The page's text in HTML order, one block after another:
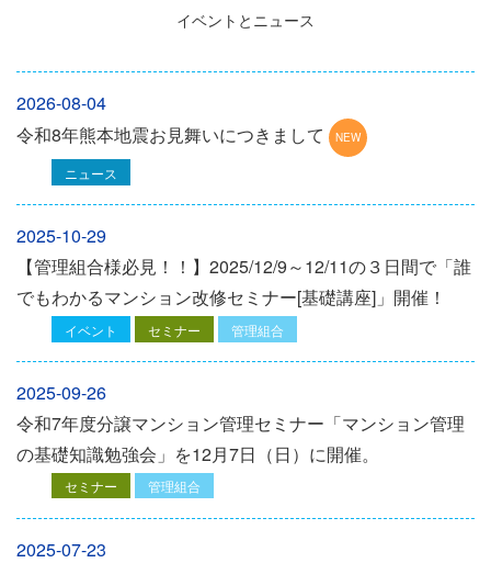
イベントとニュース
2026-08-04
令和8年熊本地震お見舞いにつきまして
ニュース
2025-10-29
【管理組合様必見！！】2025/12/9～12/11の３日間で「誰
でもわかるマンション改修セミナー[基礎講座]」開催！
イベント セミナー 管理組合
2025-09-26
令和7年度分譲マンション管理セミナー「マンション管理
の基礎知識勉強会」を12⽉7⽇（⽇）に開催。
セミナー 管理組合
2025-07-23